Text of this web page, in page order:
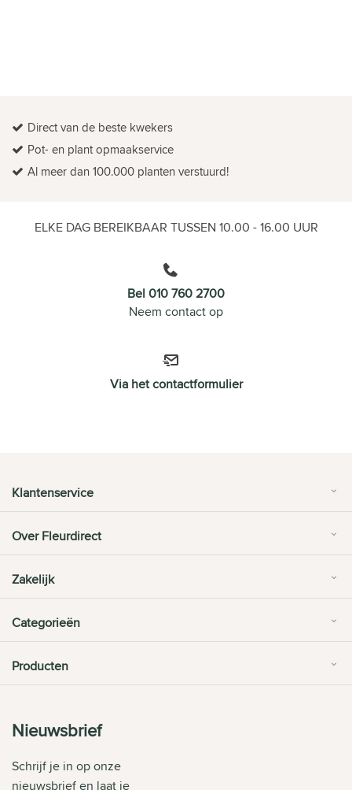
Direct van de beste kwekers
Pot- en plant opmaakservice
Al meer dan 100.000 planten verstuurd!
ELKE DAG BEREIKBAAR TUSSEN 10.00 - 16.00 UUR
Bel 010 760 2700
Neem contact op
Via het contactformulier
Klantenservice
Over Fleurdirect
Zakelijk
Categorieën
Producten
Nieuwsbrief
Schrijf je in op onze
nieuwsbrief en laat je